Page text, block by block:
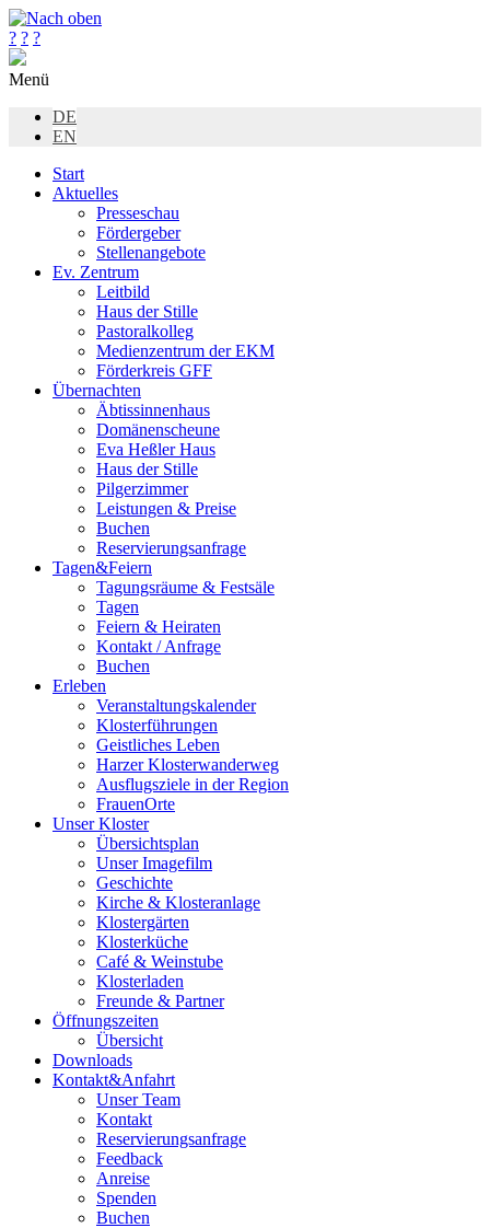
? ? ?
Menü
DE
EN
Start
Aktuelles
Presseschau
Fördergeber
Stellenangebote
Ev. Zentrum
Leitbild
Haus der Stille
Pastoralkolleg
Medienzentrum der EKM
Förderkreis GFF
Übernachten
Äbtissinnenhaus
Domänenscheune
Eva Heßler Haus
Haus der Stille
Pilgerzimmer
Leistungen & Preise
Buchen
Reservierungsanfrage
Tagen&Feiern
Tagungsräume & Festsäle
Tagen
Feiern & Heiraten
Kontakt / Anfrage
Buchen
Erleben
Veranstaltungskalender
Klosterführungen
Geistliches Leben
Harzer Klosterwanderweg
Ausflugsziele in der Region
FrauenOrte
Unser Kloster
Übersichtsplan
Unser Imagefilm
Geschichte
Kirche & Klosteranlage
Klostergärten
Klosterküche
Café & Weinstube
Klosterladen
Freunde & Partner
Öffnungszeiten
Übersicht
Downloads
Kontakt&Anfahrt
Unser Team
Kontakt
Reservierungsanfrage
Feedback
Anreise
Spenden
Buchen